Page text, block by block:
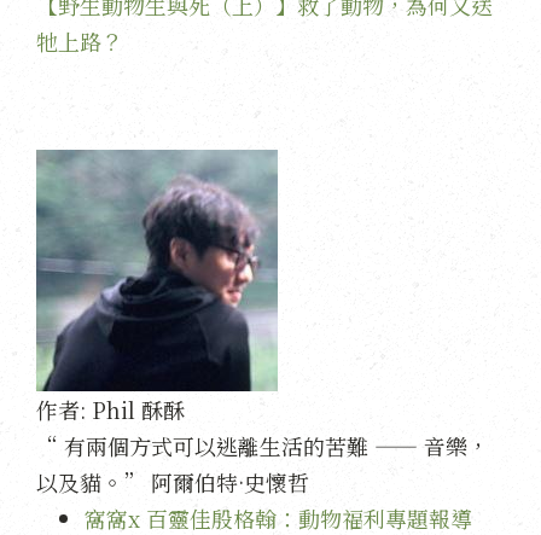
牠上路？
作者: Phil 酥酥
“ 有兩個方式可以逃離生活的苦難 —— 音樂，
以及貓。” 阿爾伯特·史懷哲
窩窩x 百靈佳殷格翰：動物福利專題報導